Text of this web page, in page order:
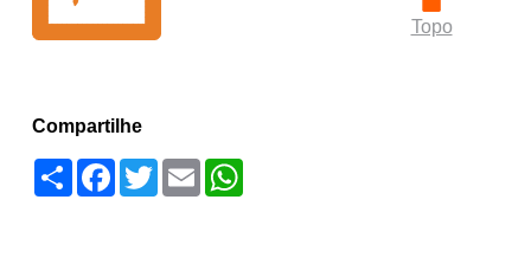
Topo
Compartilhe
Compartilhar
Facebook
TwitterEmailWhatsApp